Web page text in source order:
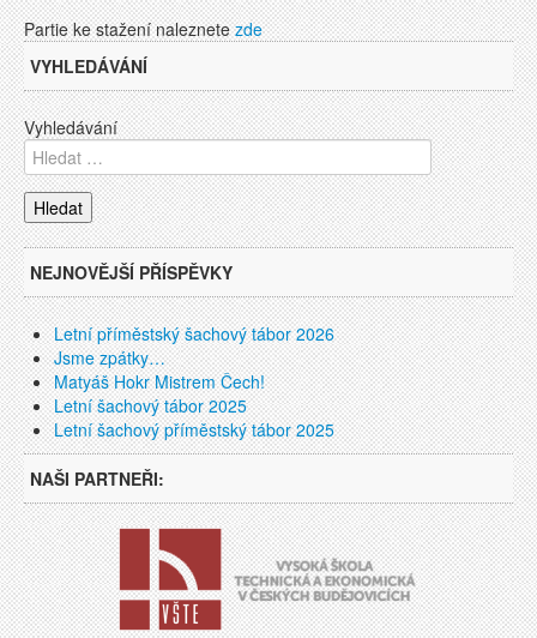
Partie ke stažení naleznetezde
VYHLEDÁVÁNÍ
Vyhledávání
NEJNOVĚJŠÍ PŘÍSPĚVKY
Letní příměstský šachový tábor 2026
Jsme zpátky…
Matyáš Hokr Mistrem Čech!
Letní šachový tábor 2025
Letní šachový příměstský tábor 2025
NAŠI PARTNEŘI: